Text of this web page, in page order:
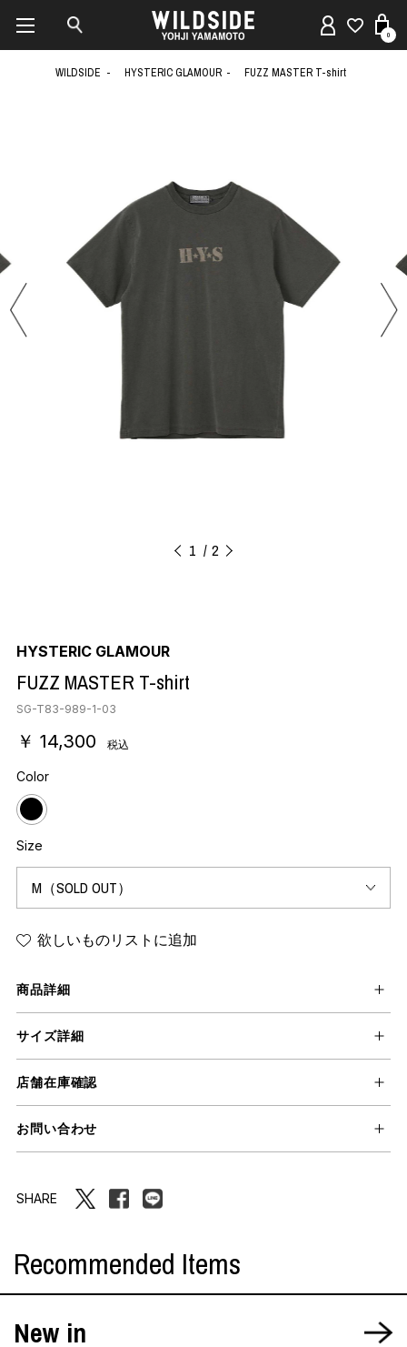
0
WILDSIDE HYSTERIC GLAMOUR FUZZ MASTER T-shirt
1 2
HYSTERIC GLAMOUR
FUZZ MASTER T-shirt
SG-T83-989-1-03
￥ 14,300 税込
Color
Size
欲しいものリストに追加
商品詳細
サイズ詳細
店舗在庫確認
お問い合わせ
SHARE
Recommended Items
New in